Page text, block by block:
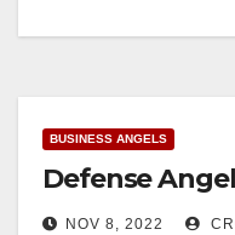
BUSINESS ANGELS
Defense
NOV 8, 2022